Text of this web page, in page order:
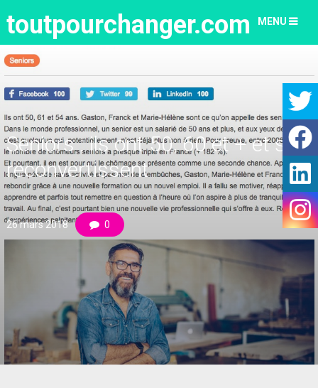
toutpourchanger.com MENU
Seniors : ils ont 50, 60 et + et se
reconvertissent
26 mars 2018 0